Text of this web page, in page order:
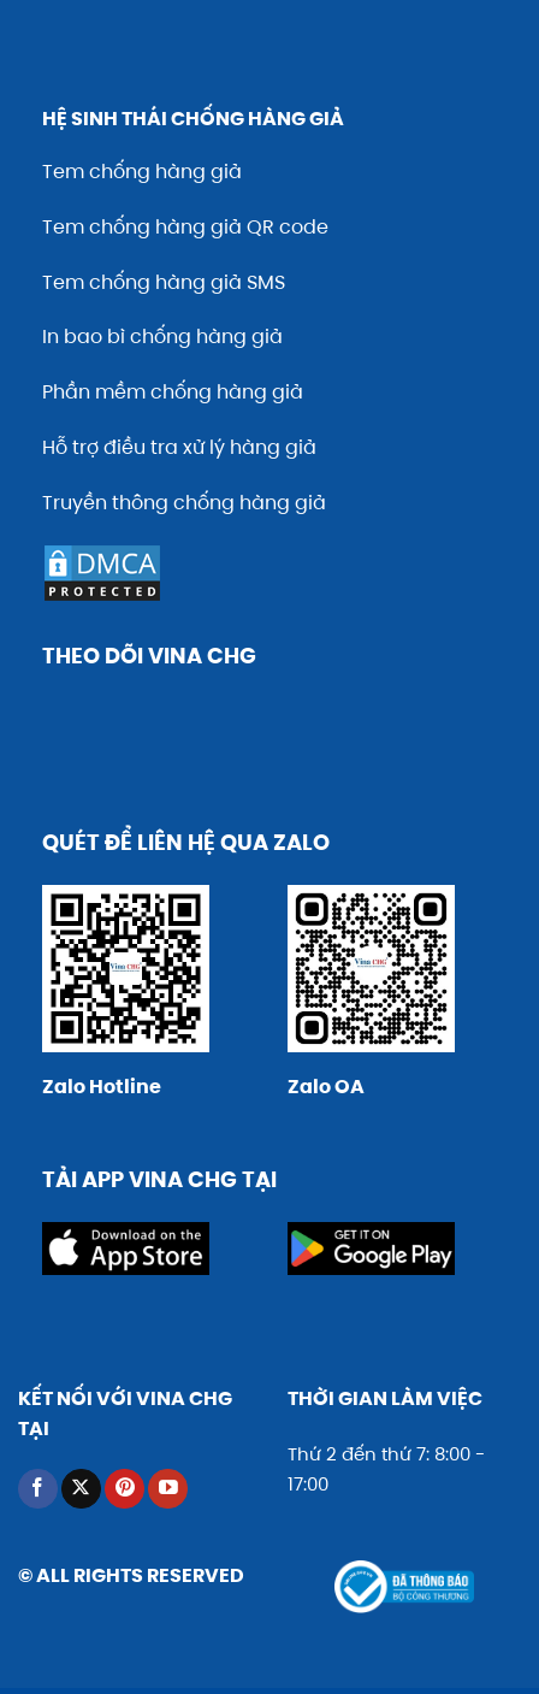
HỆ SINH THÁI CHỐNG HÀNG GIẢ
Tem chống hàng giả
Tem chống hàng giả QR code
Tem chống hàng giả SMS
In bao bì chống hàng giả
Phần mềm chống hàng giả
Hỗ trợ điều tra xử lý hàng giả
Truyền thông chống hàng giả
THEO DÕI VINA CHG
QUÉT ĐỂ LIÊN HỆ QUA ZALO
Zalo Hotline Zalo OA
TẢI APP VINA CHG TẠI
KẾT NỐI VỚI VINA CHG
TẠI
THỜI GIAN LÀM VIỆC
Thứ 2 đến thứ 7: 8:00 -
17:00
© ALL RIGHTS RESERVED